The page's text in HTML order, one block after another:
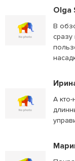
Olga
В
сразу
А